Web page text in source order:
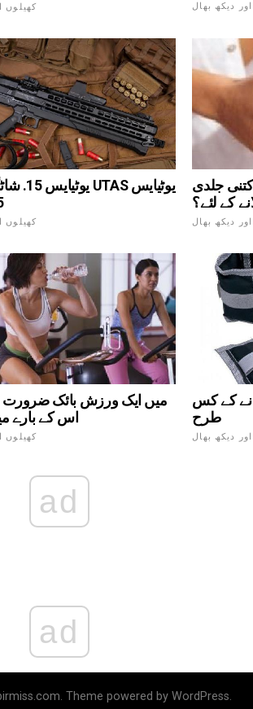
کھیلوں دیکھ بھال
کھیلوں
جلدی
کے لئے؟
دیکھ بھال
میں ایک ورزش بائک ضرورت
اس کے بارے
کھیلوں
کے کس
طرح
دیکھ بھال
ad
ad
Theme powered by WordPress.